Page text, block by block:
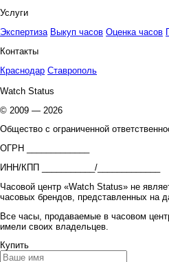
Услуги
Экспертиза Выкуп часов Оценка часов
Контакты
Краснодар Ставрополь
Watch Status
© 2009 — 2026
Общество с ограниченной
ОГРН _____________
ИНН/КПП ___________/_____________
Часовой центр «Watch Status» не
часовых брендов, представленных на
Все часы, продаваемые в часовом
имели своих владельцев.
Купить